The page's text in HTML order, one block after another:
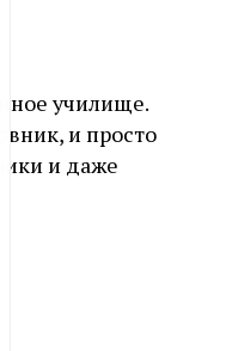
училище.
и просто
и даже